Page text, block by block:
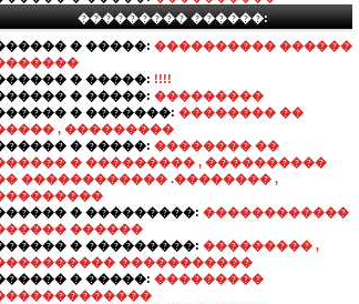
��������� ������:
� �����: ���������� ������
� �����: !!!!
� �����: ���������
� �������: �������� ��
, ���������
� �����: �������� ��
� ��������� , ����������
������������ .�������� ,
� ���������: ������������
������
� ���������: ��������� ,
�����������
� �����: ���������